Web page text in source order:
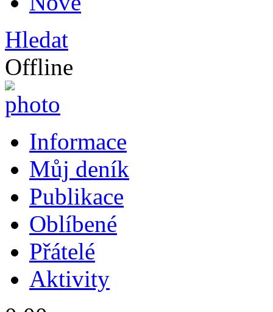
Hledat
Offline
Informace
Můj deník
Publikace
Oblíbené
Přátelé
Aktivity